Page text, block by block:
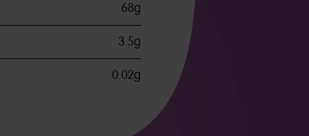
68g
3.5g
0.02g